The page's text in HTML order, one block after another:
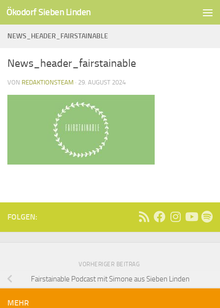
Unter dem Inhalt
Ökodorf Sieben Linden
NEWS_HEADER_FAIRSTAINABLE
News_header_fairstainable
VON REDAKTIONSTEAM · 29. AUGUST 2024
FOLGEN:
VORHERIGER BEITRAG
Fairstainable Podcast mit Simone aus Sieben Linden
MEHR